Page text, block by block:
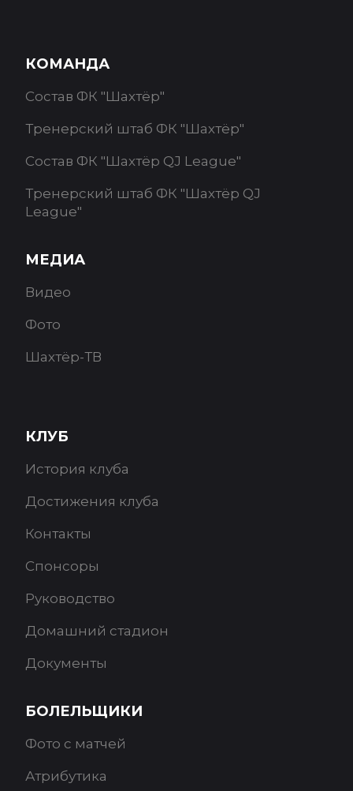
КОМАНДА
Состав ФК "Шахтёр"
Тренерский штаб ФК "Шахтёр"
Состав ФК "Шахтёр QJ League"
Тренерский штаб ФК "Шахтёр QJ
League"
МЕДИА
Видео
Фото
Шахтёр-ТВ
КЛУБ
История клуба
Достижения клуба
Контакты
Спонсоры
Руководство
Домашний стадион
Документы
БОЛЕЛЬЩИКИ
Фото с матчей
Атрибутика